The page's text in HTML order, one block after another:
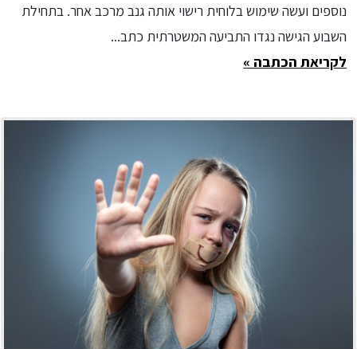
נוספים ועשה שימוש בלוחית רישוי אותה גנב מרכב אחר. בתחילת
השבוע הגישה נגדו התביעה המשטרתית כתב...
לקריאת הכתבה »